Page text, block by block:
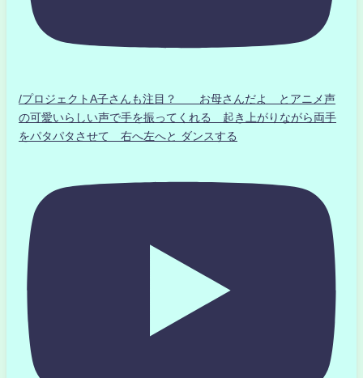
/プロジェクトA子さんも注目？ お母さんだよ とアニメ声
の可愛いらしい声で手を振ってくれる 起き上がりながら両手
をパタパタさせて 右へ左へと ダンスする